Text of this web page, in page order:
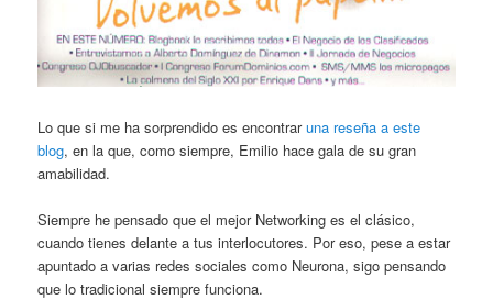
Lo que si me ha sorprendido es encontraruna reseña a este
blog, en la que, como siempre, Emilio hace gala de su gran
amabilidad.
Siempre he pensado que el mejor Networking es el clásico,
cuando tienes delante a tus interlocutores. Por eso, pese a estar
apuntado a varias redes sociales como Neurona, sigo pensando
que lo tradicional siempre funciona.